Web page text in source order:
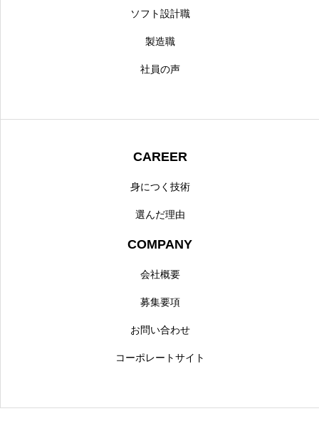
ソフト設計職
製造職
社員の声
CAREER
身につく技術
選んだ理由
COMPANY
会社概要
募集要項
お問い合わせ
コーポレートサイト